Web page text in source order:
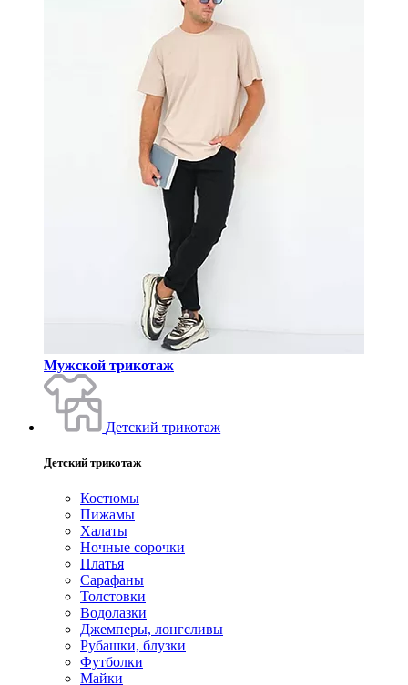
Мужской трикотаж
Детский трикотаж
Детский трикотаж
Костюмы
Пижамы
Халаты
Ночные сорочки
Платья
Сарафаны
Толстовки
Водолазки
Джемперы, лонгсливы
Рубашки, блузки
Футболки
Майки